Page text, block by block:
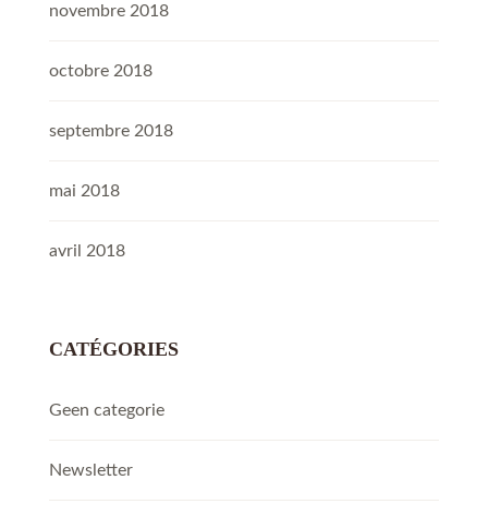
novembre 2018
octobre 2018
septembre 2018
mai 2018
avril 2018
CATÉGORIES
Geen categorie
Newsletter